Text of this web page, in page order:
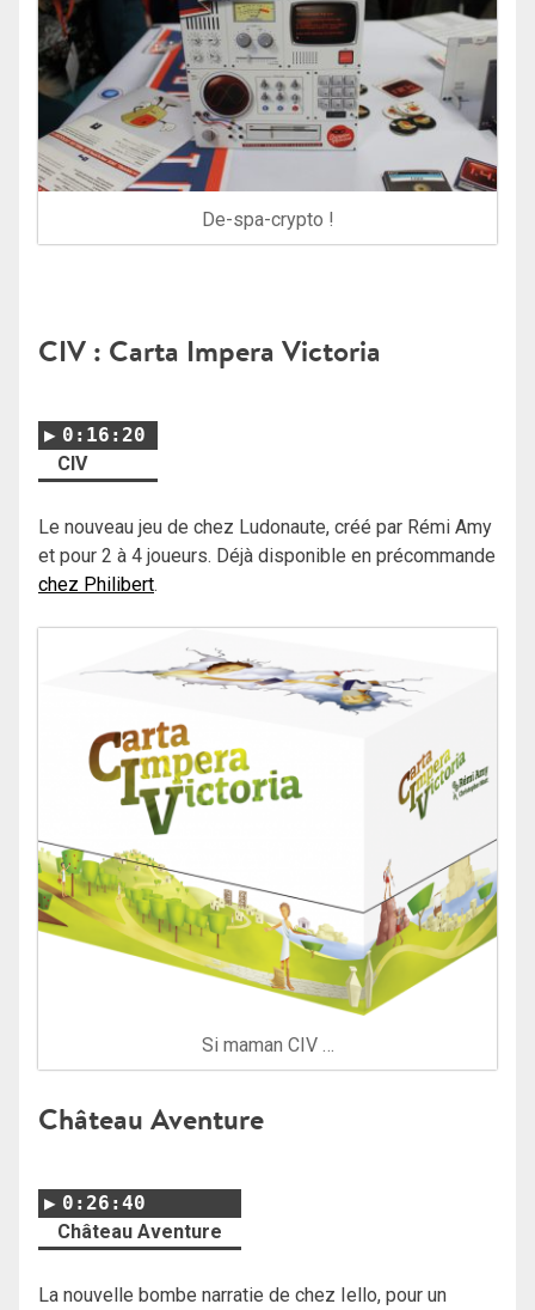
De-spa-crypto !
CIV : Carta Impera Victoria
0:16:20
CIV
Le nouveau jeu de chez Ludonaute, créé par Rémi Amy
et pour 2 à 4 joueurs. Déjà disponible en précommande
chez Philibert.
Si maman CIV …
Château Aventure
0:26:40
Château Aventure
La nouvelle bombe narratie de chez Iello, pour un